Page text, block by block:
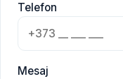
Telefon
Mesaj